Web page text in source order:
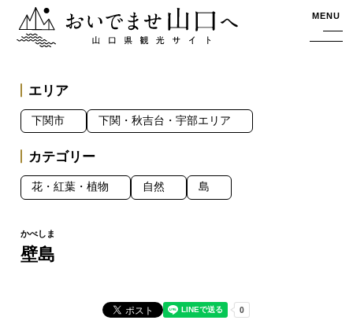
おいでませ山口へー山口県観光サイト MENU
壁島
エリア
下関市 下関・秋吉台・宇部エリア
カテゴリー
花・紅葉・植物 自然 島